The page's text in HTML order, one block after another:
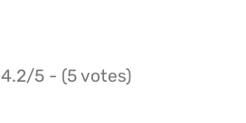
4.2/5 - (5 votes)